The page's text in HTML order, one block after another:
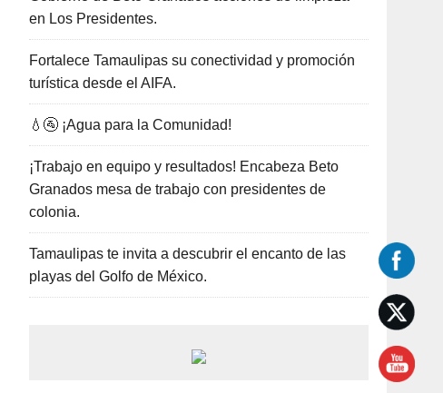
en Los Presidentes.
Fortalece Tamaulipas su conectividad y promoción
turística desde el AIFA.
💧🚰 ¡Agua para la Comunidad!
¡Trabajo en equipo y resultados! Encabeza Beto
Granados mesa de trabajo con presidentes de
colonia.
Tamaulipas te invita a descubrir el encanto de las
playas del Golfo de México.